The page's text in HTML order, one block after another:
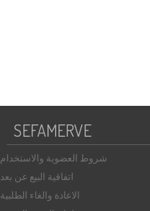
SEFAMERVE
شروط العضوية والاستخدام
اتفاقية البيع عن بعد
الاعادة والغاء الطلبية